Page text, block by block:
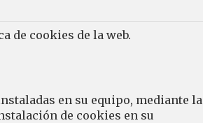
de cookies de la web.
en su equipo, mediante la
de cookies en su